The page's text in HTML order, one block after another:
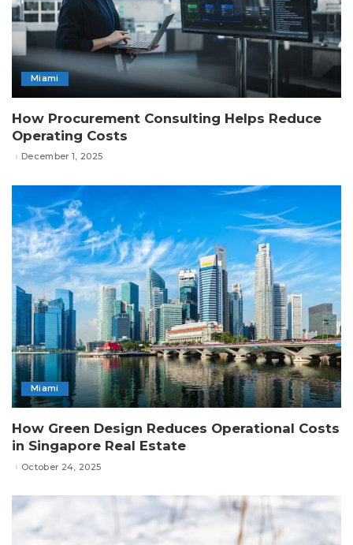
Miami
How Procurement Consulting Helps Reduce
Operating Costs
December 1, 2025
Miami
How Green Design Reduces Operational Costs
in Singapore Real Estate
October 24, 2025